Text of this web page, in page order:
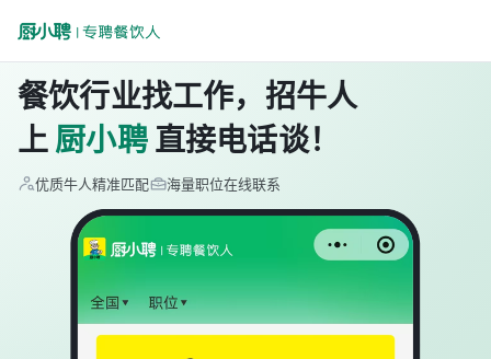
餐饮行业找工作，招牛人
上 厨小聘 直接电话谈！
优质牛人精准匹配 海量职位在线联系